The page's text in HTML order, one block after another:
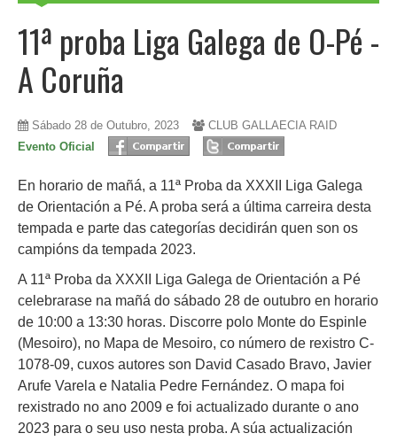
11ª proba Liga Galega de O-Pé -
A Coruña
Sábado 28 de Outubro, 2023
CLUB GALLAECIA RAID
Evento Oficial
En horario de mañá, a 11ª Proba da XXXII Liga Galega
de Orientación a Pé. A proba será a última carreira desta
tempada e parte das categorías decidirán quen son os
campións da tempada 2023.
A 11ª Proba da XXXII Liga Galega de Orientación a Pé
celebrarase na mañá do sábado 28 de outubro en horario
de 10:00 a 13:30 horas. Discorre polo Monte do Espinle
(Mesoiro), no Mapa de Mesoiro, co número de rexistro C-
1078-09, cuxos autores son David Casado Bravo, Javier
Arufe Varela e Natalia Pedre Fernández. O mapa foi
rexistrado no ano 2009 e foi actualizado durante o ano
2023 para o seu uso nesta proba. A súa actualización